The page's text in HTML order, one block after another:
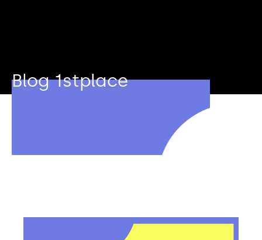
Blog 1stplace